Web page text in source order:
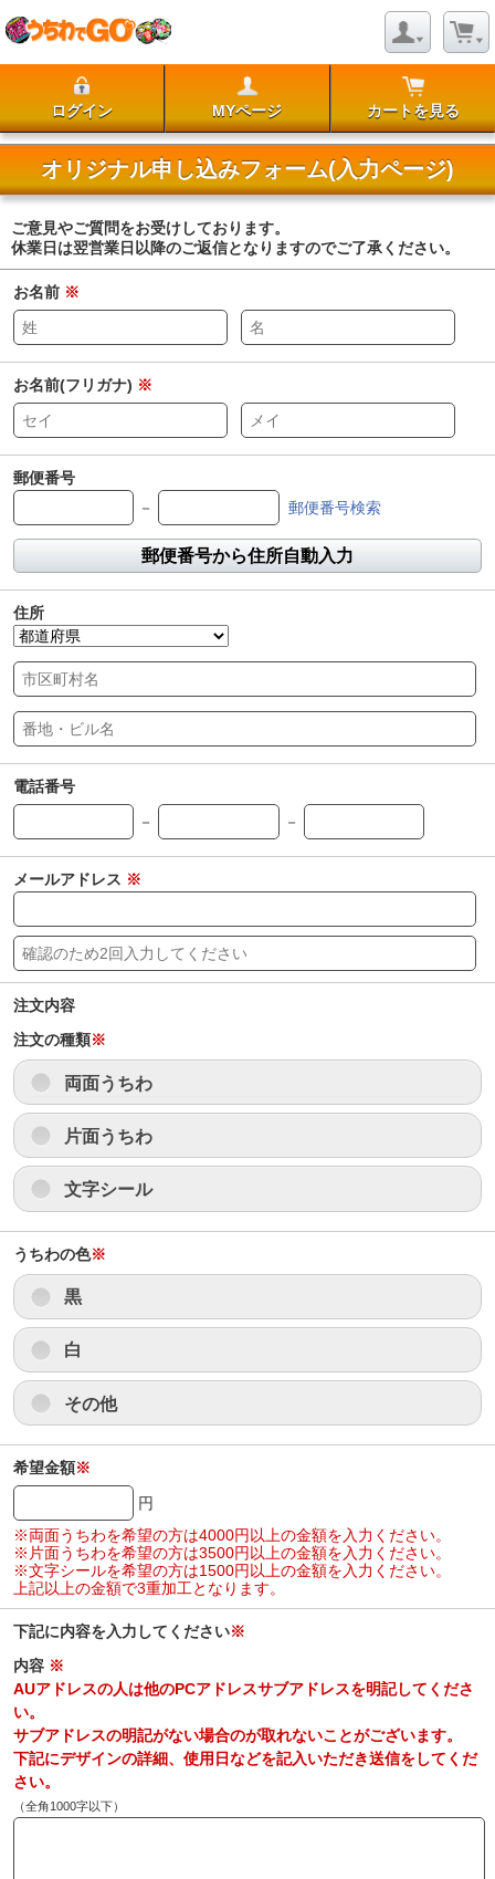
ログイン MYページ カートを見る
オリジナル申し込みフォーム(入力ページ)
ご意見やご質問をお受けしております。
休業日は翌営業日以降のご返信となりますのでご了承ください。
お名前 ※
お名前(フリガナ) ※
郵便番号
－
郵便番号検索
郵便番号から住所自動入力
住所
電話番号
－
－
メールアドレス ※
注文内容
注文の種類※
両面うちわ
片面うちわ
文字シール
うちわの色※
黒
白
その他
希望金額※
円
※両面うちわを希望の方は4000円以上の金額を入力ください。
※片面うちわを希望の方は3500円以上の金額を入力ください。
※文字シールを希望の方は1500円以上の金額を入力ください。
上記以上の金額で3重加工となります。
下記に内容を入力してください※
内容 ※
AUアドレスの人は他のPCアドレスサブアドレスを明記してくださ
い。
サブアドレスの明記がない場合のが取れないことがございます。
下記にデザインの詳細、使用日などを記入いただき送信をしてくだ
さい。
（全角1000字以下）